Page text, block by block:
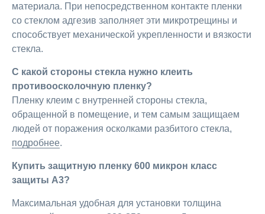
материала. При непосредственном контакте пленки
со стеклом адгезив заполняет эти микротрещины и
способствует механической укрепленности и вязкости
стекла.
С какой стороны стекла нужно клеить
противоосколочную пленку?
Пленку клеим с внутренней стороны стекла,
обращенной в помещение, и тем самым защищаем
людей от поражения осколками разбитого стекла,
подробнее.
Купить защитную пленку 600 микрон класс
защиты А3?
Максимальная удобная для установки толщина